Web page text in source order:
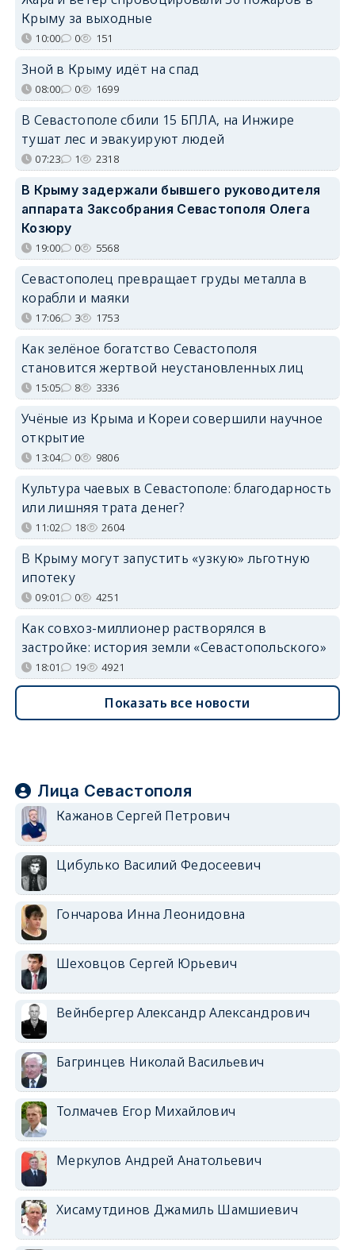
Крыму за выходные
10:00 0 151
Зной в Крыму идёт на спад
08:00 0 1699
В Севастополе сбили 15 БПЛА, на Инжире
тушат лес и эвакуируют людей
07:23 1 2318
В Крыму задержали бывшего руководителя
аппарата Заксобрания Севастополя Олега
Козюру
19:00 0 5568
Севастополец превращает груды металла в
корабли и маяки
17:06 3 1753
Как зелёное богатство Севастополя
становится жертвой неустановленных лиц
15:05 8 3336
Учёные из Крыма и Кореи совершили научное
открытие
13:04 0 9806
Культура чаевых в Севастополе: благодарность
или лишняя трата денег?
11:02 18 2604
В Крыму могут запустить «узкую» льготную
ипотеку
09:01 0 4251
Как совхоз-миллионер растворялся в
застройке: история земли «Севастопольского»
18:01 19 4921
Показать все новости
Лица Севастополя
Кажанов Сергей Петрович
Цибулько Василий Федосеевич
Гончарова Инна Леонидовна
Шеховцов Сергей Юрьевич
Вейнбергер Александр Александрович
Багринцев Николай Васильевич
Толмачев Егор Михайлович
Меркулов Андрей Анатольевич
Хисамутдинов Джамиль Шамшиевич